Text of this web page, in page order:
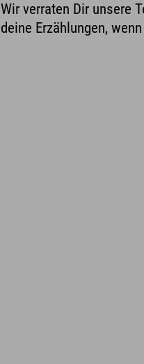
Wir verraten Dir unsere
deine Erzählungen,